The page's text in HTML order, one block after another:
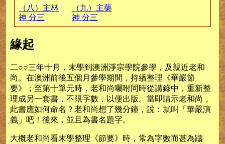
（八）主林
神 分三
（九）主藥
神 分三
緣起
二○○三年十月，末學到澳洲淨宗學院參學，及親近老和
尚。在澳洲前後五個月參學期間，持續整理《華嚴節
要》；至第十單元時，老和尚囑咐同時從講錄中，重新整
理成另一套書，不限字數，以便出版。當即請示老和尚，
此書應如何命名？老和尚想了幾分鐘，說：就叫「華嚴演
義」吧！後來，並且為書名題字。
大概老和尚看末學整理《節要》時，常為字數而甚為躊